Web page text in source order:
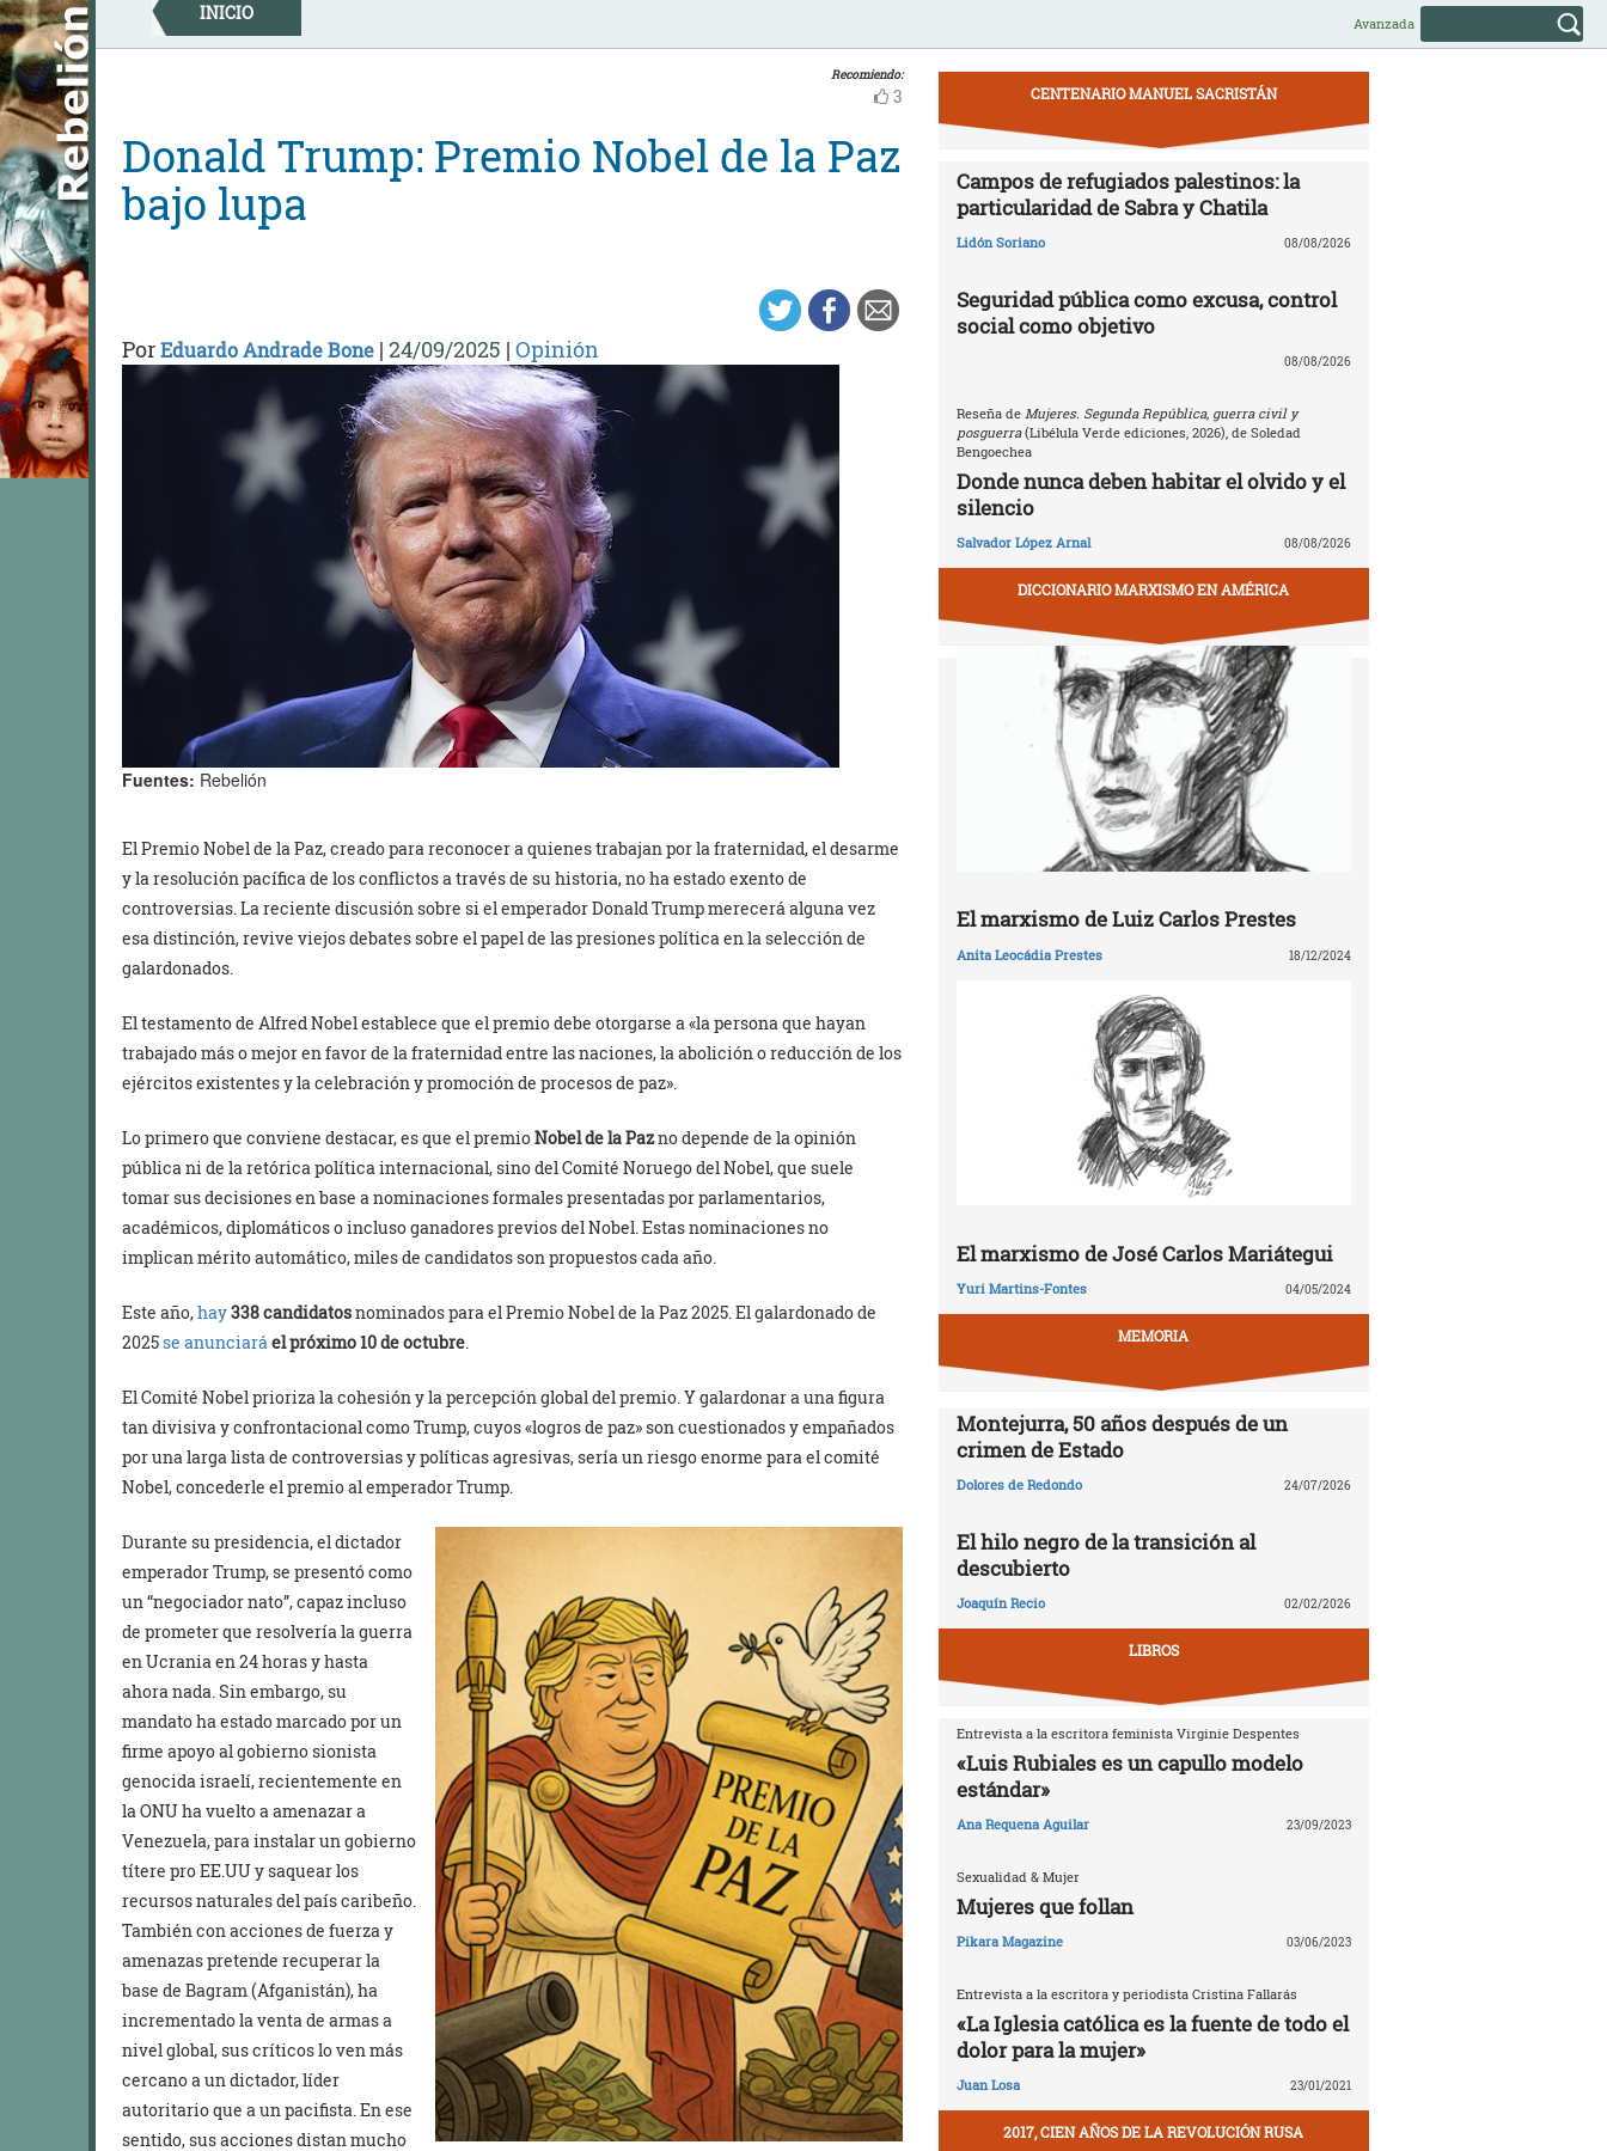
Skip
to
content
INICIO Avanzada
Recomiendo:
3
Donald Trump: Premio Nobel de la Paz
bajo lupa
PorEduardo Andrade Bone | 24/09/2025 | Opinión
Fuentes: Rebelión
El Premio Nobel de la Paz, creado para reconocer a quienes trabajan por la fraternidad, el desarme
y la resolución pacífica de los conflictos a través de su historia, no ha estado exento de
controversias. La reciente discusión sobre si el emperador Donald Trump merecerá alguna vez
esa distinción, revive viejos debates sobre el papel de las presiones política en la selección de
galardonados.
El testamento de Alfred Nobel establece que el premio debe otorgarse a «la persona que hayan
trabajado más o mejor en favor de la fraternidad entre las naciones, la abolición o reducción de los
ejércitos existentes y la celebración y promoción de procesos de paz».
Lo primero que conviene destacar, es que el premioNobel de la Pazno depende de la opinión
pública ni de la retórica política internacional, sino del Comité Noruego del Nobel, que suele
tomar sus decisiones en base a nominaciones formales presentadas por parlamentarios,
académicos, diplomáticos o incluso ganadores previos del Nobel. Estas nominaciones no
implican mérito automático, miles de candidatos son propuestos cada año.
Este año,hay338 candidatosnominados para el Premio Nobel de la Paz 2025. El galardonado de
2025se anunciaráel próximo 10 de octubre.
El Comité Nobel prioriza la cohesión y la percepción global del premio. Y galardonar a una figura
tan divisiva y confrontacional como Trump, cuyos «logros de paz» son cuestionados y empañados
por una larga lista de controversias y políticas agresivas, sería un riesgo enorme para el comité
Nobel, concederle el premio al emperador Trump.
Durante su presidencia, el dictador
emperador Trump, se presentó como
un “negociador nato”, capaz incluso
de prometer que resolvería la guerra
en Ucrania en 24 horas y hasta
ahora nada. Sin embargo, su
mandato ha estado marcado por un
firme apoyo al gobierno sionista
genocida israelí, recientemente en
la ONU ha vuelto a amenazar a
Venezuela, para instalar un gobierno
títere pro EE.UU y saquear los
recursos naturales del país caribeño.
También con acciones de fuerza y
amenazas pretende recuperar la
base de Bagram (Afganistán), ha
incrementado la venta de armas a
nivel global, sus críticos lo ven más
cercano a un dictador, líder
autoritario que a un pacifista. En ese
sentido, sus acciones distan mucho
CENTENARIO MANUEL SACRISTÁN
Campos de refugiados palestinos: la
particularidad de Sabra y Chatila
Lidón Soriano 08/08/2026
Seguridad pública como excusa, control
social como objetivo
08/08/2026
Reseña de Mujeres. Segunda República, guerra civil y
posguerra(Libélula Verde ediciones, 2026), de Soledad
Bengoechea
Donde nunca deben habitar el olvido y el
silencio
Salvador López Arnal 08/08/2026
DICCIONARIO MARXISMO EN AMÉRICA
El marxismo de Luiz Carlos Prestes
Anita Leocádia Prestes 18/12/2024
El marxismo de José Carlos Mariátegui
Yuri Martins-Fontes 04/05/2024
MEMORIA
Montejurra, 50 años después de un
crimen de Estado
Dolores de Redondo 24/07/2026
El hilo negro de la transición al
descubierto
Joaquín Recio 02/02/2026
LIBROS
Entrevista a la escritora feminista Virginie Despentes
«Luis Rubiales es un capullo modelo
estándar»
Ana Requena Aguilar 23/09/2023
Sexualidad & Mujer
Mujeres que follan
Pikara Magazine 03/06/2023
Entrevista a la escritora y periodista Cristina Fallarás
«La Iglesia católica es la fuente de todo el
dolor para la mujer»
Juan Losa 23/01/2021
2017, CIEN AÑOS DE LA REVOLUCIÓN RUSA